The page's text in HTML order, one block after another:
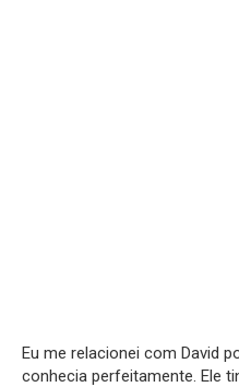
Eu me relacionei com David
conhecia perfeitamente. Ele